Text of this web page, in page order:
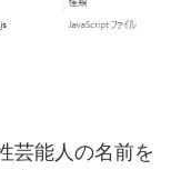
芸能人の名前を